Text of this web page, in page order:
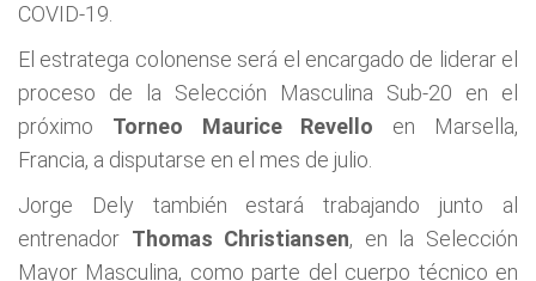
COVID-19.
El estratega colonense será el encargado de liderar el
proceso de la Selección Masculina Sub-20 en el
próximo Torneo Maurice Revello en Marsella,
Francia, a disputarse en el mes de julio.
Jorge Dely también estará trabajando junto al
entrenador Thomas Christiansen, en la Selección
Mayor Masculina, como parte del cuerpo técnico en